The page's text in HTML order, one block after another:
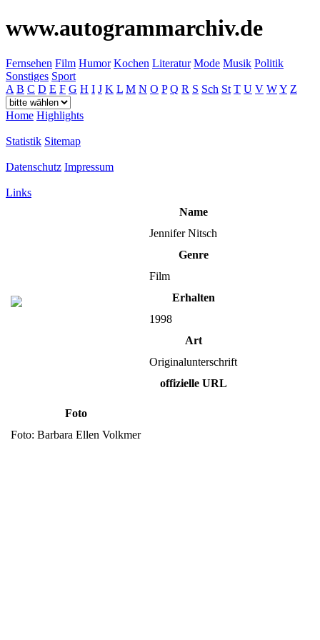
www.autogrammarchiv.de
Fernsehen Film Humor Kochen Literatur Mode Musik Politik
Sonstiges Sport
A B C D E F G H I J K L M N O P Q R S Sch St T U V WY Z
Home Highlights
Statistik Sitemap
Datenschutz Impressum
Links
Name
Jennifer Nitsch
Genre
Film
Erhalten
1998
Art
Originalunterschrift
offizielle URL
Foto
Foto: Barbara Ellen Volkmer